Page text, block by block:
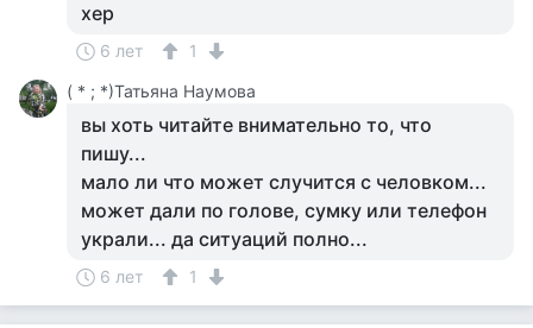
хер
6 лет
1
( * ; *)Татьяна Наумова
вы хоть читайте внимательно то, что
пишу...
мало ли что может случится с человком...
может дали по голове, сумку или телефон
украли... да ситуаций полно...
6 лет 1